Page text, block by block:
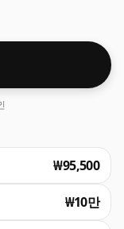
호평을 받았습니
₩95,500
₩10만